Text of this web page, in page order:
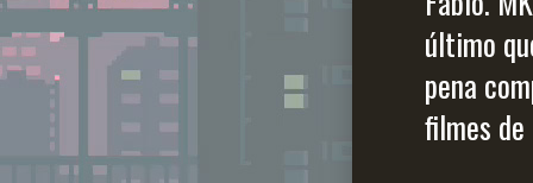
último
pena
filmes